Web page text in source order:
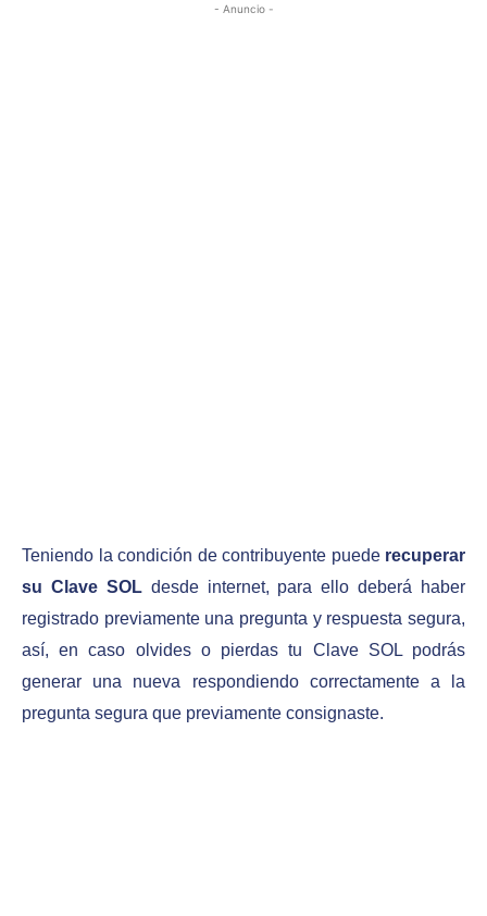
- Anuncio -
Teniendo la condición de contribuyente puede recuperar
su Clave SOLdesde internet, para ello deberá haber
registrado previamente una pregunta y respuesta segura,
así, en caso olvides o pierdas tu Clave SOL podrás
generar una nueva respondiendo correctamente a la
pregunta segura que previamente consignaste.